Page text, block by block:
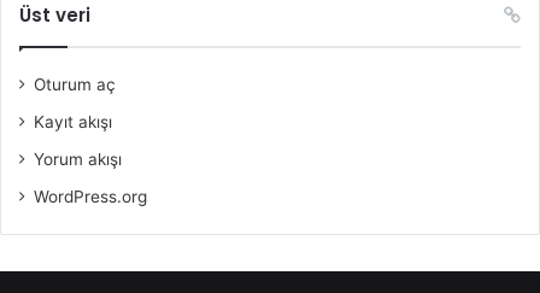
Üst veri
Oturum aç
Kayıt akışı
Yorum akışı
WordPress.org